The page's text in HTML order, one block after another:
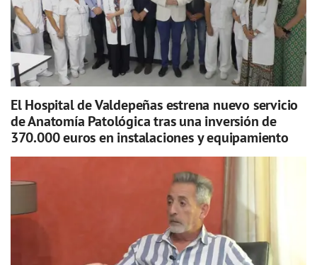
El Hospital de Valdepeñas estrena nuevo servicio
de Anatomía Patológica tras una inversión de
370.000 euros en instalaciones y equipamiento